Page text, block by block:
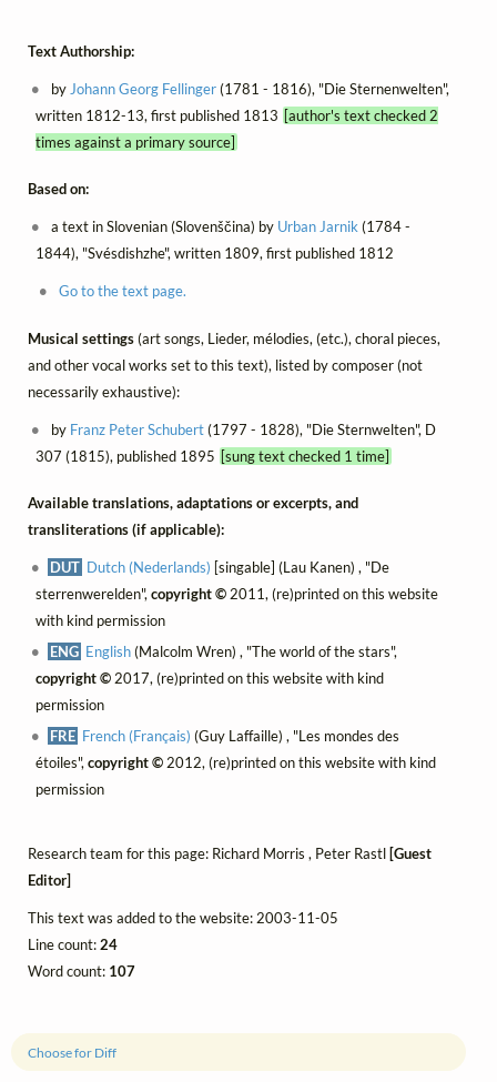
Choose for Diff
Text Authorship:
by Johann Georg Fellinger(1781 - 1816), "Die Sternenwelten",
written 1812-13, first published 1813 [author's text checked 2
times against a primary source]
Based on:
a text in Slovenian (Slovenščina) by Urban Jarnik(1784 -
1844), "Svésdishzhe", written 1809, first published 1812
Go to the text page.
Musical settings(art songs, Lieder, mélodies, (etc.), choral pieces,
and other vocal works set to this text), listed by composer (not
necessarily exhaustive):
by Franz Peter Schubert(1797 - 1828), "Die Sternwelten", D
307 (1815), published 1895 [sung text checked 1 time]
Available translations, adaptations or excerpts, and
transliterations (if applicable):
DUT Dutch (Nederlands) [singable] (Lau Kanen) , "De
sterrenwerelden", copyright ©2011, (re)printed on this website
with kind permission
ENG English(Malcolm Wren) , "The world of the stars",
copyright ©2017, (re)printed on this website with kind
permission
FRE French (Français) (Guy Laffaille) , "Les mondes des
étoiles", copyright ©2012, (re)printed on this website with kind
permission
Research team for this page: Richard Morris , Peter Rastl [Guest
Editor]
This text was added to the website: 2003-11-05
Line count:24
Word count: 107